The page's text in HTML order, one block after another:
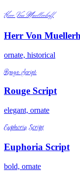
Herr Von Muellerhoff
Herr Von
ornate, historical
Rouge Script
Rouge Script
elegant, ornate
Euphoria Script
Euphoria Script
bold, ornate